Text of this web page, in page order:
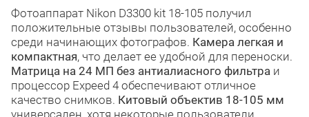
Фотоаппарат Nikon D3300 kit 18-105 получил
положительные отзывы пользователей, особенно
среди начинающих фотографов. Камера легкая и
компактная, что делает ее удобной для переноски.
Матрица на 24 МП без антиалиасного фильтра и
процессор Expeed 4 обеспечивают отличное
качество снимков. Китовый объектив 18-105 мм